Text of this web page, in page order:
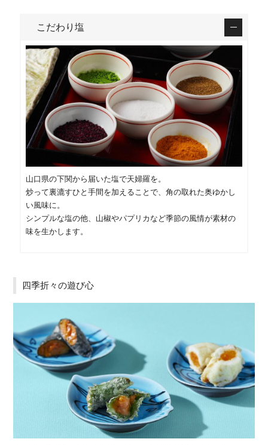
こだわり塩
山口県の下関から届いた塩で天婦羅を。
炒って裏漉すひと手間を加えることで、角の取れた奥ゆかし
い風味に。
シンプルな塩の他、山椒やパプリカなど季節の風情が素材の
味を生かします。
四季折々の遊び心